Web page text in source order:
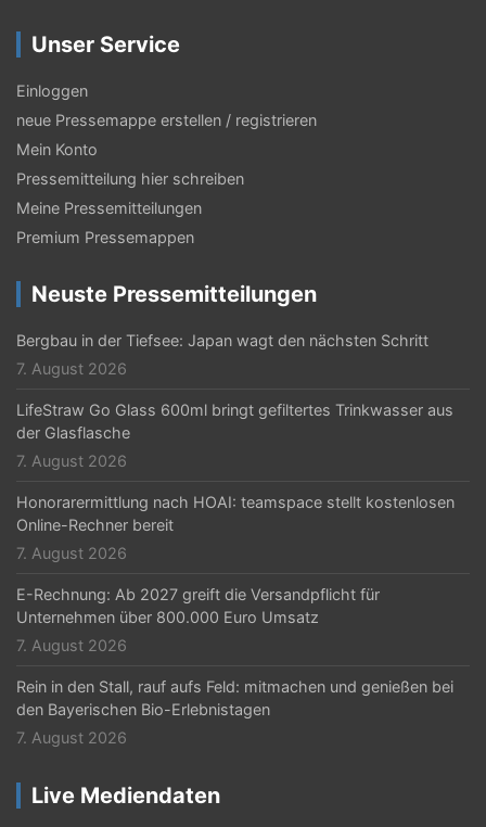
s
-
N
a
v
i
g
a
t
i
o
n
Unser Service
Einloggen
neue Pressemappe erstellen / registrieren
Mein Konto
Pressemitteilung hier schreiben
Meine Pressemitteilungen
Premium Pressemappen
Neuste Pressemitteilungen
Bergbau in der Tiefsee: Japan wagt den nächsten Schritt
7. August 2026
LifeStraw Go Glass 600ml bringt gefiltertes Trinkwasser aus
der Glasflasche
7. August 2026
Honorarermittlung nach HOAI: teamspace stellt kostenlosen
Online-Rechner bereit
7. August 2026
E-Rechnung: Ab 2027 greift die Versandpflicht für
Unternehmen über 800.000 Euro Umsatz
7. August 2026
Rein in den Stall, rauf aufs Feld: mitmachen und genießen bei
den Bayerischen Bio-Erlebnistagen
7. August 2026
Live Mediendaten